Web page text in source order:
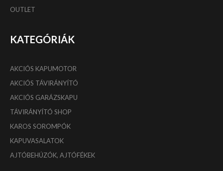
OUTLET
KATEGÓRIÁK
AKCIÓS KAPUMOTOR
AKCIÓS TÁVIRÁNYÍTÓ
AKCIÓS GARÁZSKAPU
TÁVIRÁNYÍTÓ SHOP
KAROS SOROMPÓK
KAPUVASALATOK
AJTÓBEHÚZÓK, AJTÓFÉKEK